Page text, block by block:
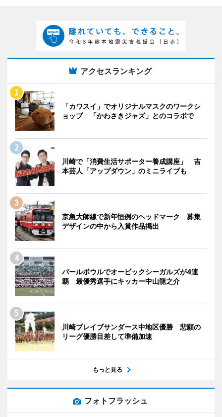
アクセスランキング
「カワスイ」でオリジナルマスクのワークシ
ョップ 「かわさきジャズ」とのコラボで
川崎で「消費生活サポーター養成講座」 吉
本芸人「アップダウン」のミニライブも
京急大師線で新年恒例のヘッドマーク 募集
デザインの中から入賞作品掲出
パールボウルでオービックシーガルズが4連
覇 最優秀選手にキッカー中山龍之介
川崎ブレイブサンダース中地区優勝 悲願の
リーグ優勝目差して準備加速
もっと見る
フォトフラッシュ